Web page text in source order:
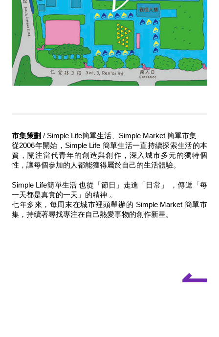
市集策劃 / Simple Life簡單生活、Simple Market 簡單市集
從2006年開始，Simple Life 簡單生活⼀直持續探索生活的本
質，關注當代青年的創造與創作，深入城市多元的獨特個
性，讓每個參加的人都能獲得屬於自⼰的生活體驗。
Simple Life簡單生活 也從「節日」走進「日常」 ，傳遞「每
一天都是真實的一天」的精神 。
七年多來，每周末在城市裡頭舉辦的 Simple Market 簡單市
集，持續著尋找專注在自⼰熱愛事物的創作新星。
↼